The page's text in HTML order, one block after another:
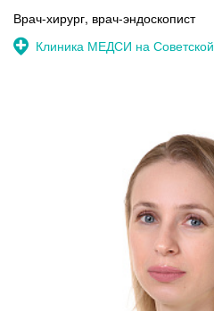
Врач-хирург, врач-эндоскопист
Клиника МЕДСИ на Советской